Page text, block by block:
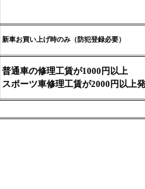
新車お買い上げ時のみ（防犯登録必要）
普通車の修理工賃が1000円以上
スポーツ車修理工賃が2000円以上